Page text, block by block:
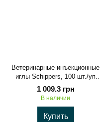
Ветеринарные инъекционные
иглы Schippers, 100 шт./уп
MONOJECT MS Shippers
1 009.3 грн
В наличии
Купить